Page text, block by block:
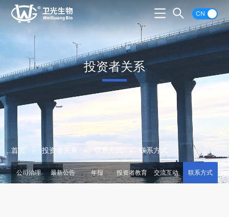
CN
投资者关系
首页 投资者关系 联系方式 联系方式
公司治理 最新公告 年报 投资者教育 交流互动 联系方式